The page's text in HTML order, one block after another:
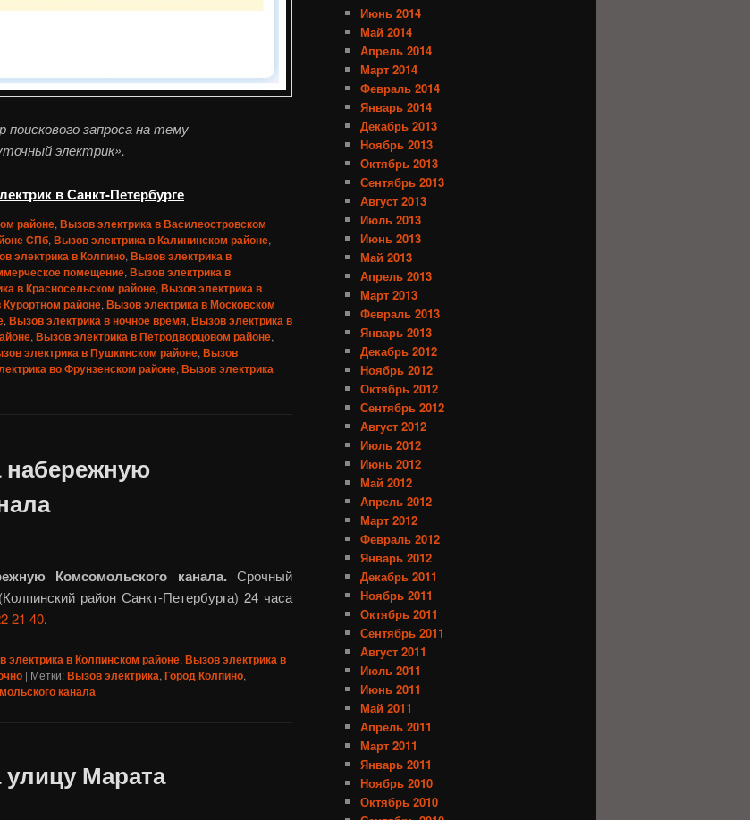
запроса на тему
электрик».
в Санкт-Петербурге
районе, Вызов электрика в Василеостровском
СПб, Вызов электрика в Калининском районе,
электрика в Колпино, Вызов электрика в
помещение, Вызов электрика в
в Красносельском районе, Вызов электрика в
районе, Вызов электрика в Московском
, Вызов электрика в ночное время, Вызов электрика в
, Вызов электрика в Петродворцовом районе,
электрика в Пушкинском районе, Вызов
во Фрунзенском районе, Вызов электрика
набережную
Комсомольского канала.Срочный
район Санкт-Петербурга) 24 часа
21 40.
электрика в Колпинском районе, Вызов электрика в
| Метки:Вызов электрика, Город Колпино,
канала
Марата
Июнь 2014
Май 2014
Апрель 2014
Март 2014
Февраль 2014
Январь 2014
Декабрь 2013
Ноябрь 2013
Октябрь 2013
Сентябрь 2013
Август 2013
Июль 2013
Июнь 2013
Май 2013
Апрель 2013
Март 2013
Февраль 2013
Январь 2013
Декабрь 2012
Ноябрь 2012
Октябрь 2012
Сентябрь 2012
Август 2012
Июль 2012
Июнь 2012
Май 2012
Апрель 2012
Март 2012
Февраль 2012
Январь 2012
Декабрь 2011
Ноябрь 2011
Октябрь 2011
Сентябрь 2011
Август 2011
Июль 2011
Июнь 2011
Май 2011
Апрель 2011
Март 2011
Январь 2011
Ноябрь 2010
Октябрь 2010